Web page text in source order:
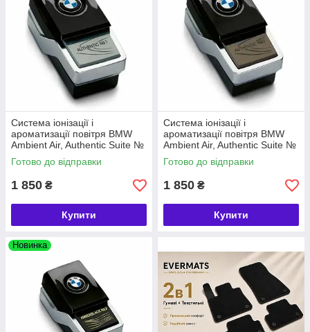
Система іонізації і
ароматизації повітря BMW
Ambient Air, Authentic Suite №
1 (64119382621)
Готово до відправки
1 850 ₴
Купити
Система іонізації і
ароматизації повітря BMW
Ambient Air, Authentic Suite №
2 (64119382627)
Готово до відправки
1 850 ₴
Купити
Новинка